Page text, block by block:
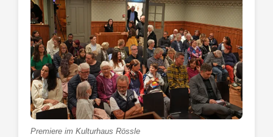
Premiere im Kulturhaus Rössle